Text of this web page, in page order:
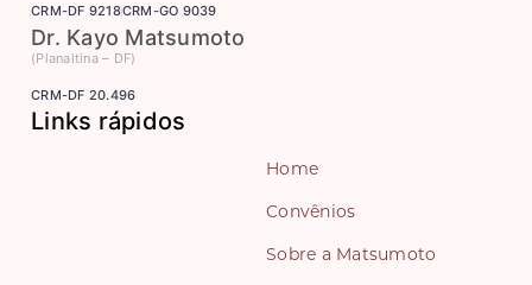
CRM-DF 9218CRM-GO 9039
Dr. Kayo Matsumoto
(Planaltina – DF)
CRM-DF 20.496
Links rápidos
Home
Convênios
Sobre a Matsumoto